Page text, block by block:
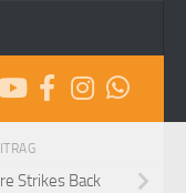
Strikes Back